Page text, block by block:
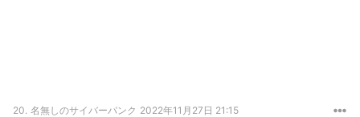
20. 名無しのサイバーパンク 2022年11月27日 21:15